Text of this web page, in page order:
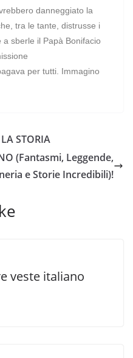
danneggiato la
tra le tante, distrusse i
sberle il Papà Bonifacio
per tutti. Immagino
STORIA
(Fantasmi, Leggende,
e Storie Incredibili)!
veste italiano